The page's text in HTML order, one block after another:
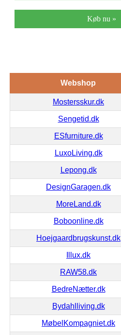
Køb nu »
Webshop
Mostersskur.dk
Sengetid.dk
ESfurniture.dk
LuxoLiving.dk
Lepong.dk
DesignGaragen.dk
MoreLand.dk
Boboonline.dk
Hoejgaardbrugskunst.dk
Illux.dk
RAW58.dk
BedreNætter.dk
Bydahlliving.dk
MøbelKompagniet.dk